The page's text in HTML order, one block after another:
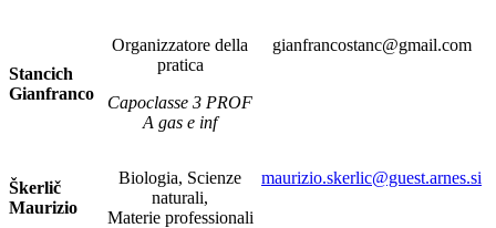
Stancich
Gianfranco
Organizzatore della
pratica
Capoclasse 3 PROF
A gas e inf
gianfrancostanc@gmail.com
Škerlič
Maurizio
Biologia, Scienze
naturali,
Materie professionali
maurizio.skerlic@guest.arnes.si